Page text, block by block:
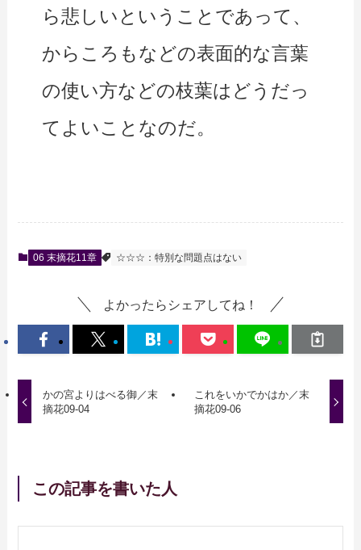
ら悲しいということであって、
からころもなどの表面的な言葉
の使い方などの枝葉はどうだっ
てよいことなのだ。
06 末摘花11章 ☆☆☆：特別な問題点はない
よかったらシェアしてね！
かの宮よりはべる御／末
摘花09-04
これをいかでかはか／末
摘花09-06
この記事を書いた人